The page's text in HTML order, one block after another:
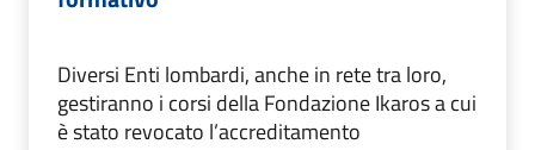
Diversi Enti lombardi, anche in rete tra loro,
gestiranno i corsi della Fondazione Ikaros a cui
è stato revocato l’accreditamento